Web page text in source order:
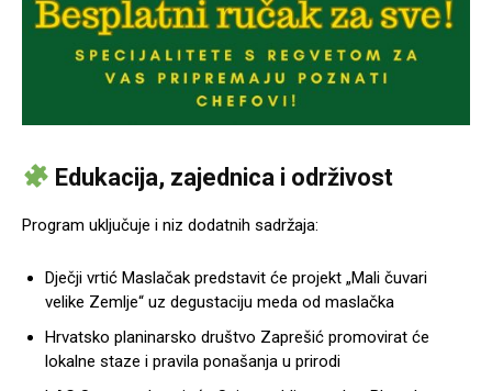
Edukacija, zajednica i održivost
Program uključuje i niz dodatnih sadržaja:
Dječji vrtić Maslačak predstavit će projekt „Mali čuvari
velike Zemlje“ uz degustaciju meda od maslačka
Hrvatsko planinarsko društvo Zaprešić promovirat će
lokalne staze i pravila ponašanja u prirodi